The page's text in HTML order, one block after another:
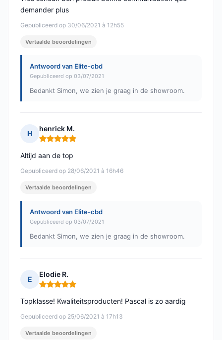
Gepubliceerd op 30/06/2021 à 12h55
demander plus
Vertaalde beoordelingen
Antwoord van Elite-cbd
Gepubliceerd op 03/07/2021
Bedankt Simon, we zien je graag in de showroom.
H
henrick M.
Opmerking: 5 van 5
Gepubliceerd op 28/06/2021 à 16h46
Altijd aan de top
Vertaalde beoordelingen
Antwoord van Elite-cbd
Gepubliceerd op 03/07/2021
Bedankt Simon, we zien je graag in de showroom.
E
Elodie R.
Opmerking: 5 van 5
Gepubliceerd op 25/06/2021 à 17h13
Topklasse! Kwaliteitsproducten! Pascal is zo aardig
Vertaalde beoordelingen